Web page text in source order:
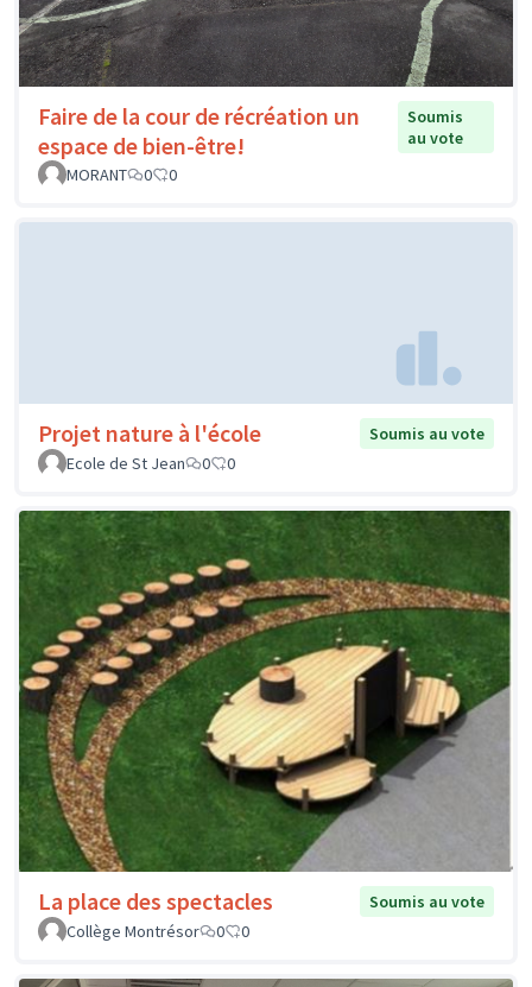
Faire de la cour de récréation un
espace de bien-être!
Soumis
au vote
MORANT
0 0
Projet nature à l'école
Soumis au vote
Ecole de St Jean
0 0
La place des spectacles
Soumis au vote
Collège Montrésor
0 0